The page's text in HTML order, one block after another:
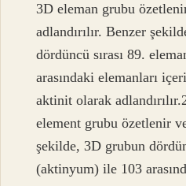
3D eleman grubu
adlandırılır. Benzer
dördüncü sırası 89.
arasındaki elemanları
aktinit olarak
element grubu özetlenir
şekilde, 3D grubun
(aktinyum) ile 103